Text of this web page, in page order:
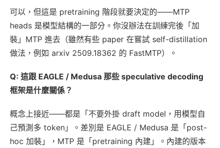
可以，但這是 pretraining 階段就要決定的——MTP
heads 是模型結構的一部分。你沒辦法在訓練完後「加
裝」MTP 進去（雖然有些 paper 在嘗試 self-distillation
做法，例如 arxiv 2509.18362 的 FastMTP）。
Q: 這跟 EAGLE / Medusa 那些 speculative decoding
框架是什麼關係？
概念上接近——都是「不要外掛 draft model，用模型自
己預測多 token」。差別是 EAGLE / Medusa 是「post-
hoc 加裝」，MTP 是「pretraining 內建」。內建的版本